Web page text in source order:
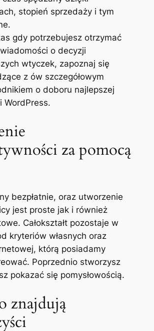
stopień sprzedaży i tym
gdy potrzebujesz otrzymać
o decyzji
wtyczek, zapoznaj się
z ów szczegółowym
o doboru najlepszej
WordPress.
za pomocą
bezpłatnie, oraz utworzenie
jest proste jak i również
Całokształt pozostaje w
kryteriów własnych oraz
którą posiadamy
Poprzednio stworzysz
pokazać się pomysłowością.
znajdują